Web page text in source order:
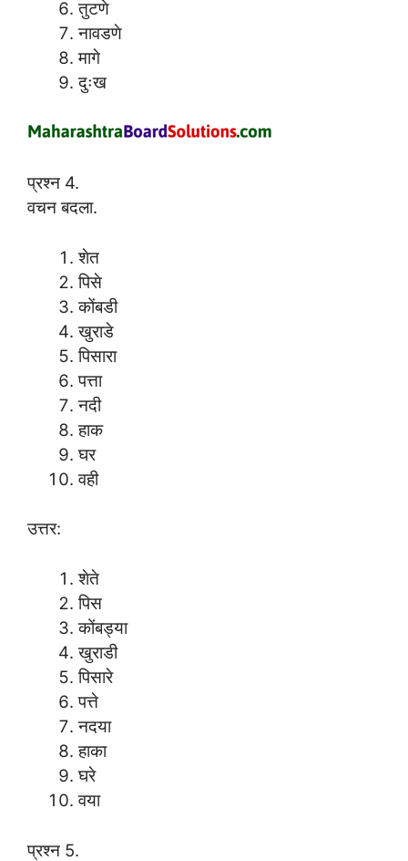
तुटणे
नावडणे
मागे
दुःख
प्रश्न 4.
वचन बदला.
शेत
पिसे
कोंबडी
खुराडे
पिसारा
पत्ता
नदी
हाक
घर
वही
उत्तर:
शेते
पिस
कोंबड्या
खुराडी
पिसारे
पत्ते
नदया
हाका
घरे
वया
प्रश्न 5.